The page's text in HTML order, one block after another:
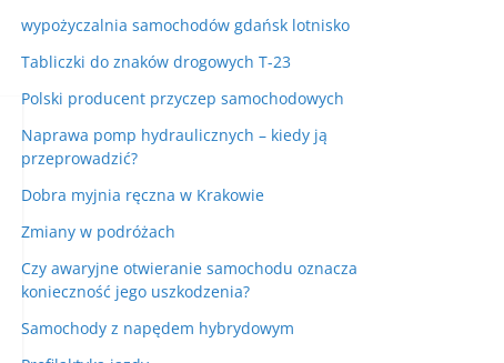
wypożyczalnia samochodów gdańsk lotnisko
Tabliczki do znaków drogowych T-23
Polski producent przyczep samochodowych
Naprawa pomp hydraulicznych – kiedy ją
przeprowadzić?
Dobra myjnia ręczna w Krakowie
Zmiany w podróżach
Czy awaryjne otwieranie samochodu oznacza
konieczność jego uszkodzenia?
Samochody z napędem hybrydowym